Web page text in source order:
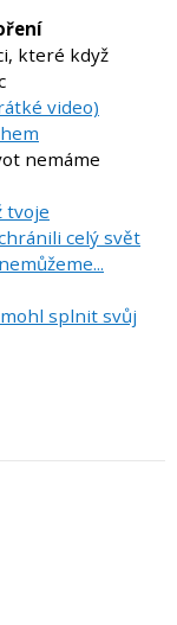
které když
video)
nemáme
tvoje
celý svět
splnit svůj